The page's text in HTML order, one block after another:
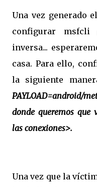
Una vez generado
configurar
inversa...
casa. Para ello,
la siguiente
PAYLOAD=android/
donde queremos que
las conexiones>.
Una vez que la